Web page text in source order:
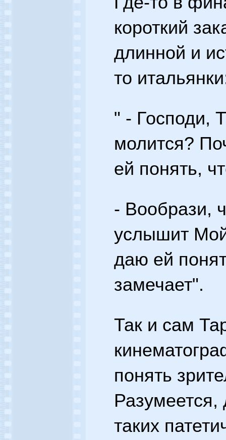
короткий
длинной и
то
" - Господи,
молится?
ей понять,
- Вообрази,
услышит
даю ей
замечает".
Так и сам
понять
Разумеется,
таких